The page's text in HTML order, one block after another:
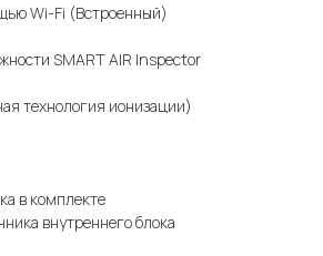
Wi-Fi (Встроенный)
SMART AIR Inspector
технология ионизации)
в комплекте
внутреннего блока